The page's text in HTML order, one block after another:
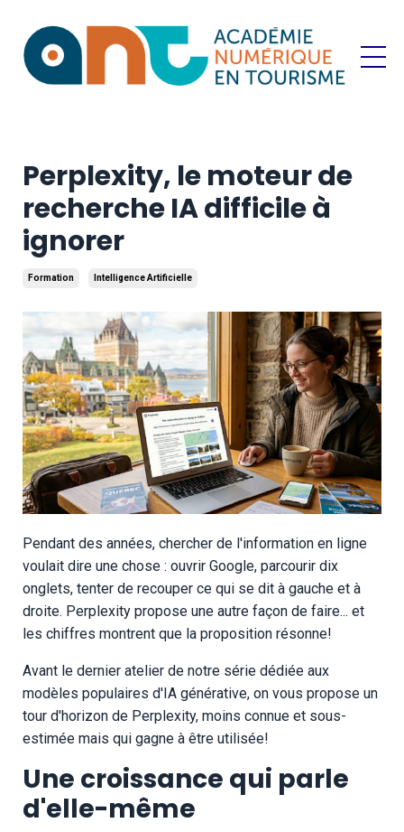
Perplexity, le moteur de
recherche IA difficile à
ignorer
Formation Intelligence Artificielle
Pendant des années, chercher de l'information en ligne
voulait dire une chose : ouvrir Google, parcourir dix
onglets, tenter de recouper ce qui se dit à gauche et à
droite. Perplexity propose une autre façon de faire... et
les chiffres montrent que la proposition résonne!
Avant le dernier atelier de notre série dédiée aux
modèles populaires d'IA générative, on vous propose un
tour d'horizon de Perplexity, moins connue et sous-
estimée mais qui gagne à être utilisée!
Une croissance qui parle
d'elle-même